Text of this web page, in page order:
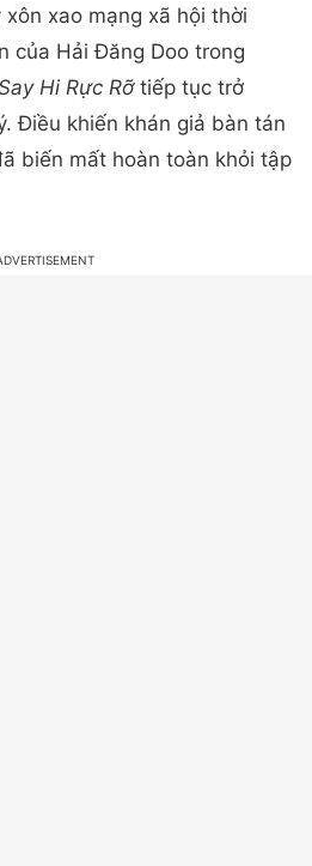
xao mạng xã hội thời
của Hải Đăng Doo trong
Hi Rực Rỡtiếp tục trở
Điều khiến khán giả bàn tán
biến mất hoàn toàn khỏi tập